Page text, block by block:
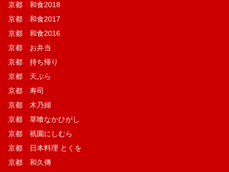
京都 和食2018
京都 和食2017
京都 和食2016
京都 お弁当
京都 持ち帰り
京都 天ぷら
京都 寿司
京都 木乃婦
京都 草喰なかひがし
京都 祇園にしむら
京都 日本料理 とくを
京都 和久傳